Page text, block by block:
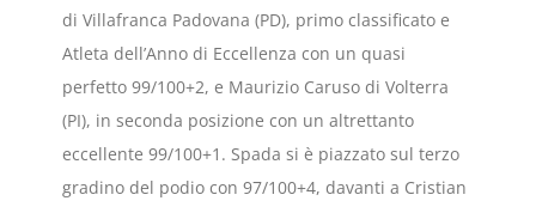
di Villafranca Padovana (PD), primo classificato e
Atleta dell’Anno di Eccellenza con un quasi
perfetto 99/100+2, e Maurizio Caruso di Volterra
(PI), in seconda posizione con un altrettanto
eccellente 99/100+1. Spada si è piazzato sul terzo
gradino del podio con 97/100+4, davanti a Cristian